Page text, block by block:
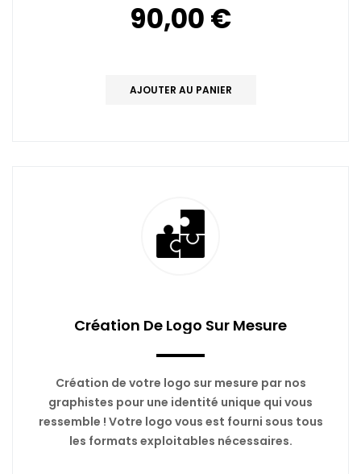
90,00 €
AJOUTER AU PANIER
Création De Logo Sur Mesure
Création de votre logo sur mesure par nos
graphistes pour une identité unique qui vous
ressemble ! Votre logo vous est fourni sous tous
les formats exploitables nécessaires.